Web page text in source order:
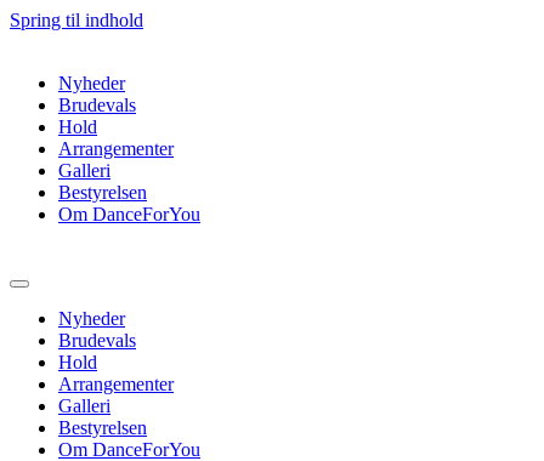
Spring til indhold
Nyheder
Brudevals
Hold
Arrangementer
Galleri
Bestyrelsen
Om DanceForYou
Nyheder
Brudevals
Hold
Arrangementer
Galleri
Bestyrelsen
Om DanceForYou